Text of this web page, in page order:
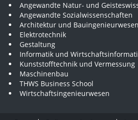
Angewandte Natur- und
Angewandte Sozialwissenschaften
Architektur und Bauingenieurwesen
Elektrotechnik
Gestaltung
Informatik und
Kunststofftechnik und Vermessung
Maschinenbau
THWS Business School
Wirtschaftsingenieurwesen